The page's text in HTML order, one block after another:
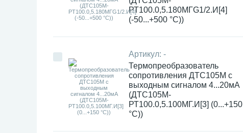
РТ100.0,5.180МГG1/2.И[4]
(-50...+500 °С))
Артикул: -
Термопреобразователь
сопротивления ДТC105М с
выходным сигналом 4...20мА
(ДТС105М-
РТ100.0,5.100МГ.И[3] (0...+150
°С))